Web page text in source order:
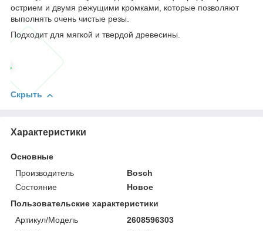
острием и двумя режущими кромками, которые позволяют
выполнять очень чистые резы.
Подходит для мягкой и твердой древесины.
Скрыть
Характеристики
Основные
Производитель
Bosch
Состояние
Новое
Пользовательские характеристики
Артикул/Модель
2608596303